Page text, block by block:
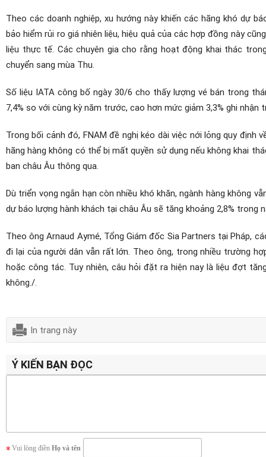
Theo các doanh nghiệp, xu hướng này khiến các hãng khó dự
bảo hiểm rủi ro giá nhiên liệu, hiệu quả của các hợp đồng này
liệu thực tế. Các chuyên gia cho rằng hoạt động khai thác
chuyển sang mùa Thu.
Số liệu IATA công bố ngày 30/6 cho thấy lượng vé bán trong
7,4% so với cùng kỳ năm trước, cao hơn mức giảm 3,3% ghi nhận
Trong bối cảnh đó, FNAM đề nghị kéo dài việc nới lỏng quy định
hãng hàng không có thể bị mất quyền sử dụng nếu không khai
ban châu Âu thông qua.
Dù triển vọng ngắn hạn còn nhiều khó khăn, ngành hàng không
dự báo lượng hành khách tại châu Âu sẽ tăng khoảng 2,8% trong
Theo ông Arnaud Aymé, Tổng Giám đốc Sia Partners tại Pháp,
đi lại của người dân vẫn rất lớn. Theo ông, trong nhiều trường
hoặc công tác. Tuy nhiên, câu hỏi đặt ra hiện nay là liệu đợt
không./.
In trang này
Ý KIẾN BẠN ĐỌC
Vui lòng điền Họ và tên